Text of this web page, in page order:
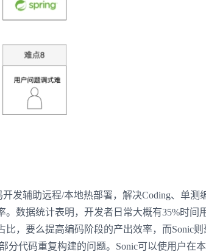
发辅助远程/本地热部署，解决Coding、单测
数据统计表明，开发者日常大概有35%时间
，要么提高编码阶段的产出效率，而Sonic则
分代码重复构建的问题。Sonic可以使用户在